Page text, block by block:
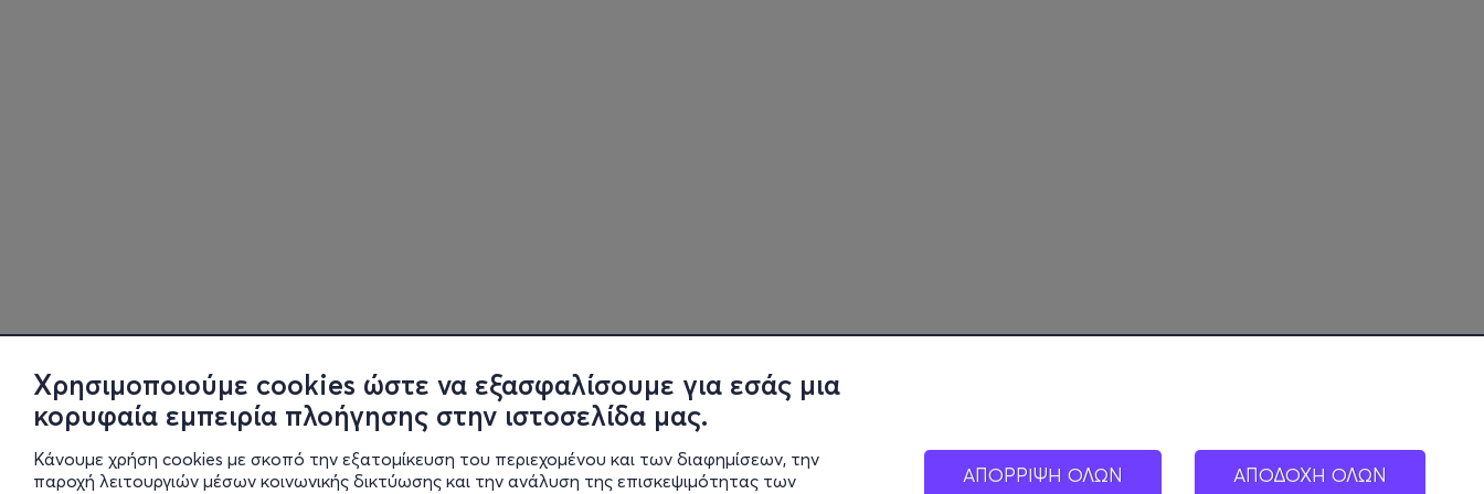
Χρησιμοποιούμε cookies ώστε να εξασφαλίσουμε για εσάς μια
κορυφαία εμπειρία πλοήγησης στην ιστοσελίδα μας.
Κάνουμε χρήση cookies με σκοπό την εξατομίκευση του περιεχομένου και των διαφημίσεων, την
παροχή λειτουργιών μέσων κοινωνικής δικτύωσης και την ανάλυση της επισκεψιμότητας των
ΑΠΟΡΡΙΨΗ ΟΛΩΝ ΑΠΟΔΟΧΗ ΟΛΩΝ